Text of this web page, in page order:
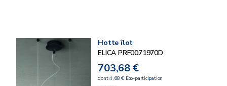
Hotte îlot
ELICA PRF0071970D
703,68 €
dont 4,68 € Eco-participation